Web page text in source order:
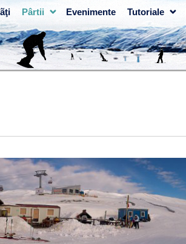
Pârtii Evenimente Tutoriale